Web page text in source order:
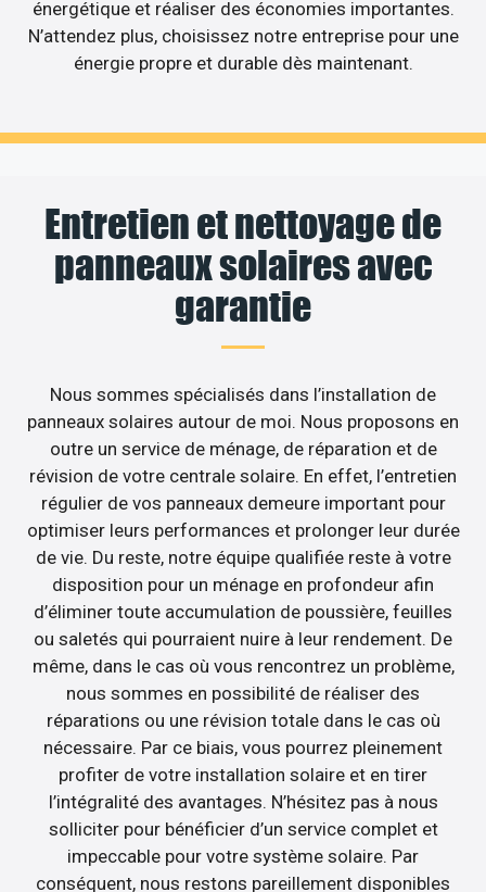
énergétique et réaliser des économies importantes.
N’attendez plus, choisissez notre entreprise pour une
énergie propre et durable dès maintenant.
Entretien et nettoyage de
panneaux solaires avec
garantie
Nous sommes spécialisés dans l’installation de
panneaux solaires autour de moi. Nous proposons en
outre un service de ménage, de réparation et de
révision de votre centrale solaire. En effet, l’entretien
régulier de vos panneaux demeure important pour
optimiser leurs performances et prolonger leur durée
de vie. Du reste, notre équipe qualifiée reste à votre
disposition pour un ménage en profondeur afin
d’éliminer toute accumulation de poussière, feuilles
ou saletés qui pourraient nuire à leur rendement. De
même, dans le cas où vous rencontrez un problème,
nous sommes en possibilité de réaliser des
réparations ou une révision totale dans le cas où
nécessaire. Par ce biais, vous pourrez pleinement
profiter de votre installation solaire et en tirer
l’intégralité des avantages. N’hésitez pas à nous
solliciter pour bénéficier d’un service complet et
impeccable pour votre système solaire. Par
conséquent, nous restons pareillement disponibles